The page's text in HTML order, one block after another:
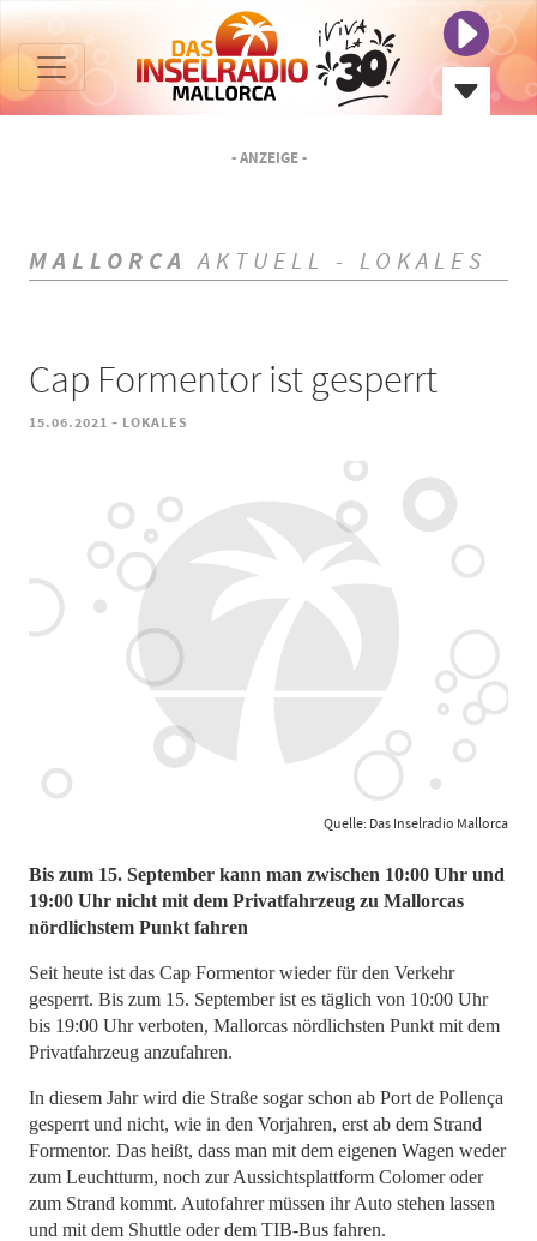
- ANZEIGE -
MALLORCA AKTUELL - LOKALES
Cap Formentor ist gesperrt
15.06.2021 - LOKALES
Quelle: Das Inselradio Mallorca
Bis zum 15. September kann man zwischen 10:00 Uhr und
19:00 Uhr nicht mit dem Privatfahrzeug zu Mallorcas
nördlichstem Punkt fahren
Seit heute ist das Cap Formentor wieder für den Verkehr
gesperrt. Bis zum 15. September ist es täglich von 10:00 Uhr
bis 19:00 Uhr verboten, Mallorcas nördlichsten Punkt mit dem
Privatfahrzeug anzufahren.
In diesem Jahr wird die Straße sogar schon ab Port de Pollença
gesperrt und nicht, wie in den Vorjahren, erst ab dem Strand
Formentor. Das heißt, dass man mit dem eigenen Wagen weder
zum Leuchtturm, noch zur Aussichtsplattform Colomer oder
zum Strand kommt. Autofahrer müssen ihr Auto stehen lassen
und mit dem Shuttle oder dem TIB-Bus fahren.